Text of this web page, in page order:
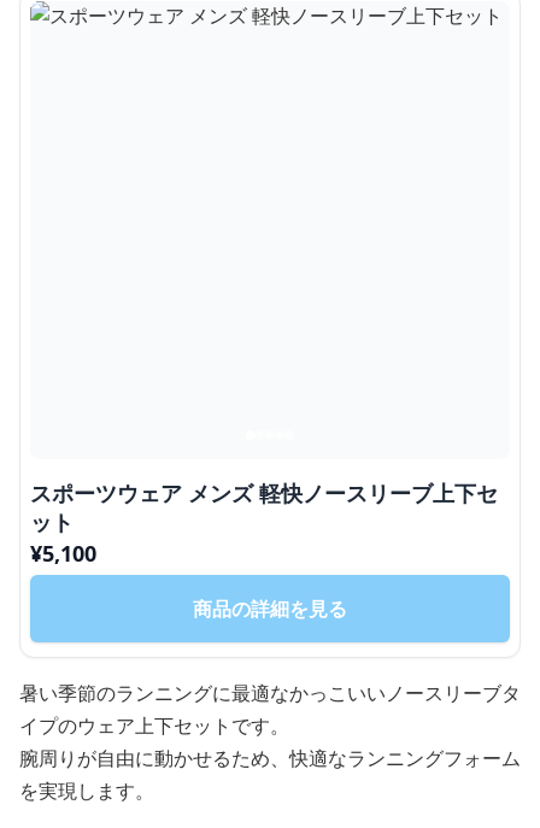
スポーツウェア メンズ 軽快ノースリーブ上下セ
ット
¥5,100
商品の詳細を見る
暑い季節のランニングに最適なかっこいいノースリーブタ
イプのウェア上下セットです。
腕周りが自由に動かせるため、快適なランニングフォーム
を実現します。